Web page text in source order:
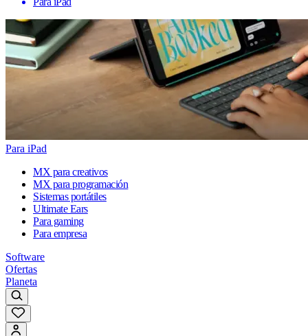
Para iPad
MX para creativos
MX para programación
Sistemas portátiles
Ultimate Ears
Para gaming
Para empresa
Software
Ofertas
Planeta